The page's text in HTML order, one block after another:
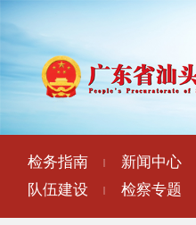
检务指南 新闻中心
队伍建设
检察专题